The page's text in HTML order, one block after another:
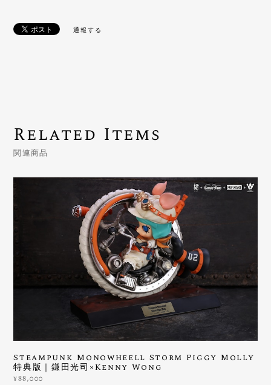
通報する
Related Items
関連商品
Steampunk Monowheell Storm Piggy Molly
特典版｜鎌田光司×Kenny Wong
¥88,000